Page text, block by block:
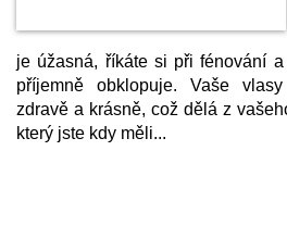
je úžasná, říkáte si při fénování
příjemně obklopuje. Vaše
zdravě a krásně, což dělá z
který jste kdy měli...